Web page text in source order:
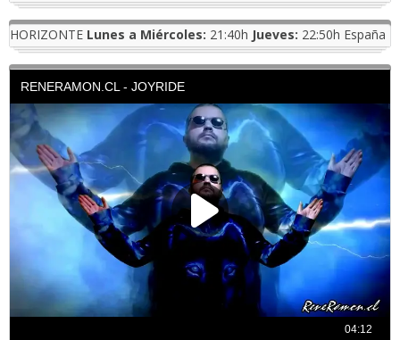
HORIZONTE Lunes a Miércoles: 21:40h Jueves: 22:50h España